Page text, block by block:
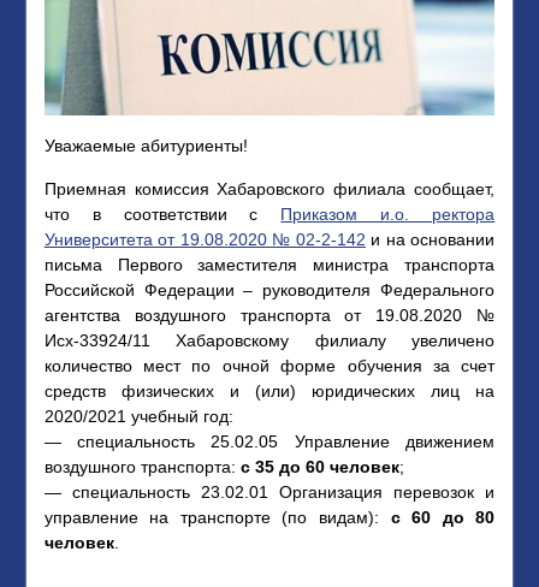
Уважаемые абитуриенты!
Приемная комиссия Хабаровского филиала сообщает,
что в соответствии с Приказом и.о. ректора
Университета от 19.08.2020 № 02-2-142 и на основании
письма Первого заместителя министра транспорта
Российской Федерации – руководителя Федерального
агентства воздушного транспорта от 19.08.2020 №
Исх-33924/11 Хабаровскому филиалу увеличено
количество мест по очной форме обучения за счет
средств физических и (или) юридических лиц на
2020/2021 учебный год:
— специальность 25.02.05 Управление движением
воздушного транспорта: с 35 до 60 человек;
— специальность 23.02.01 Организация перевозок и
управление на транспорте (по видам): с 60 до 80
человек.